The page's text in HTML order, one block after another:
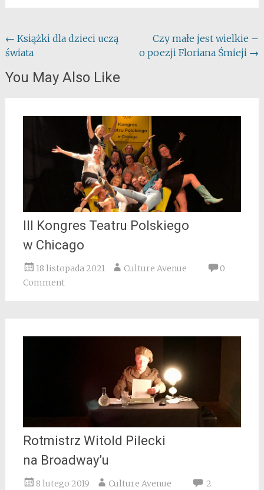
Post
navigation
← Książki dla dzieci uczą
świata
Czy małe jest wielkie –
o poezji Floriana Śmieji →
You May Also Like
III Kongres Teatru Polskiego
w Chicago
18 listopada 2021 Culture Avenue
0
Comment
Rotmistrz Witold Pilecki
na Broadway’u
8 lutego 2019 Culture Avenue
2